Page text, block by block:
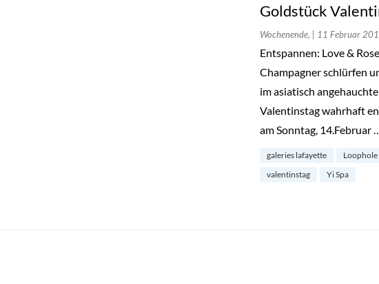
Goldstück
Wochenende, | 11 Februar
Entspannen: Love &
Champagner schlürfen
im asiatisch
Valentinstag wahrhaft
am Sonntag, 14.Februar
galeries lafayette Loophole
valentinstag
Yi Spa